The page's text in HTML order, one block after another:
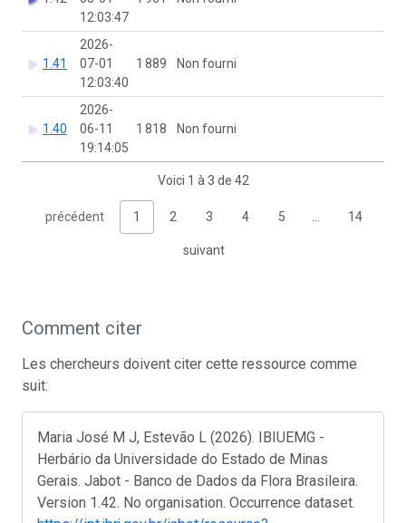
12:03:47
1.41
2026-
07-01
12:03:40
1 889 Non fourni
1.40
2026-
06-11
19:14:05
1 818 Non fourni
Voici 1 à 3 de 42
précédent 1 2 3 4 5 14
suivant
Comment citer
Les chercheurs doivent citer cette ressource comme
suit:
Maria José M J, Estevão L (2026). IBIUEMG -
Herbário da Universidade do Estado de Minas
Gerais. Jabot - Banco de Dados da Flora Brasileira.
Version 1.42. No organisation. Occurrence dataset.